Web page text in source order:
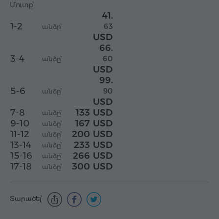
Մուտք՝
1-2 անձը՝
41.
63
USD
3-4
անձը՝
66.
60
USD
5-6
անձը՝
99.
90
USD
7-8
անձը՝
133 USD
9-10
անձը՝
167 USD
11-12
անձը՝
200 USD
13-14
անձը՝
233 USD
15-16
անձը՝
266 USD
17-18
անձը՝ 300 USD
Տարածել՝